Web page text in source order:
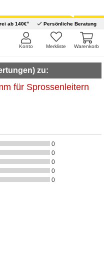
ab 140€* Persönliche Beratung
Warenkorb
Merkliste
Konto
zu:
für Sprossenleitern
0
0
0
0
0